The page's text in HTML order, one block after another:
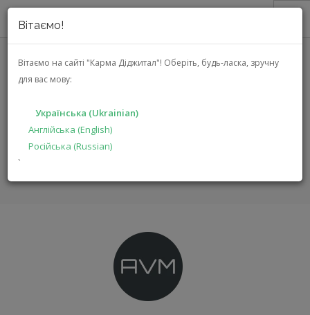
Вітаємо!
Вітаємо на сайті "Карма Діджитал"! Оберіть, будь-ласка, зручну
для вас мову:
Українська (Ukrainian)
Англійська (English)
Російська (Russian)
`
ПРО НАС
АКЦІЇ
РІШЕННЯ
ВИРОБНИКАМ
ГОЛОВНА БРЕНДИ